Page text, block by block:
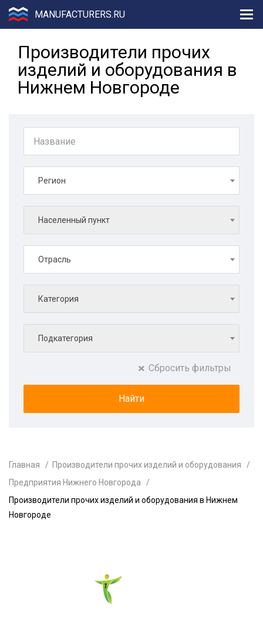
MANUFACTURERS.RU
Производители прочих
изделий и оборудования в
Нижнем Новгороде
Регион
Населенный пункт
Отрасль
Категория
Подкатегория
Сбросить фильтры
Главная
Производители прочих изделий и оборудования
Предприятия Нижнего Новгорода
Производители прочих изделий и оборудования в Нижнем
Новгороде